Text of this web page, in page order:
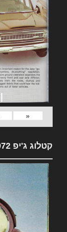
«
קטלוג ג'יפ 1972